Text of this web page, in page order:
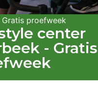
Gratis proefweek
center
- Gratis